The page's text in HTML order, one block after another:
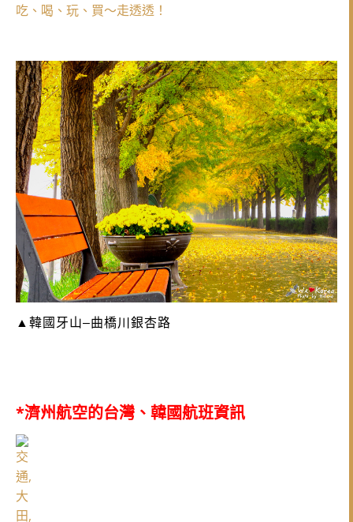
吃、喝、玩、買～走透透！
▲韓國牙山–曲橋川銀杏路
*濟州航空的台灣、韓國航班資訊